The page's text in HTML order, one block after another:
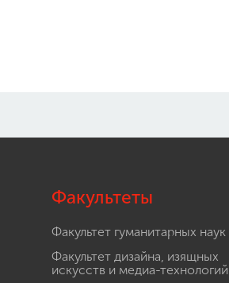
Факультеты
Факультет гуманитарных наук
Факультет дизайна, изящных
искусств и медиа-технологий